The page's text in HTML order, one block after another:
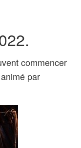
commencer
par